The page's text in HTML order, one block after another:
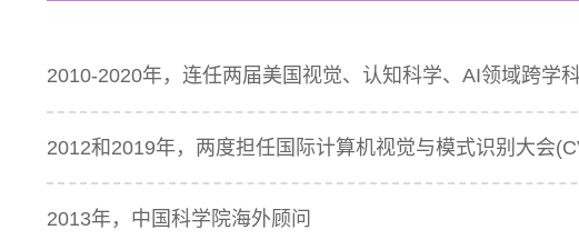
2010-2020年，连任两届美国视觉、认知科学、AI领域跨学
2012和2019年，两度担任国际计算机视觉与模式识别大会
2013年，中国科学院海外顾问